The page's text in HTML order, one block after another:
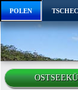
POLEN